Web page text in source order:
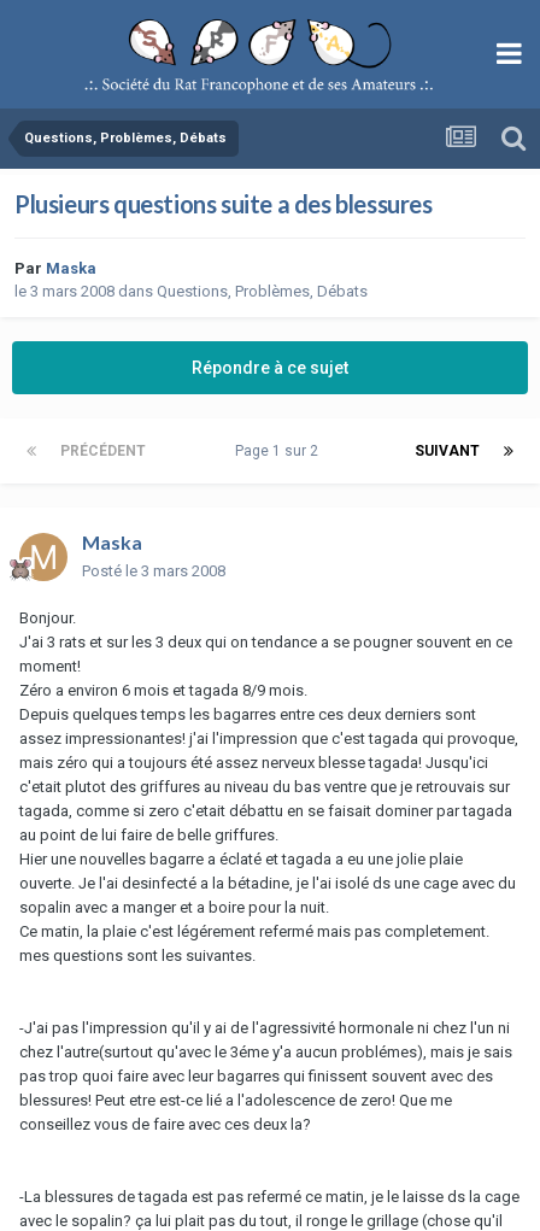
Questions, Problèmes, Débats
Plusieurs questions suite a des blessures
Par Maska
le 3 mars 2008 dans Questions, Problèmes, Débats
Répondre à ce sujet
PRÉCÉDENT SUIVANT
Page 1 sur 2
Maska
Posté le 3 mars 2008
Bonjour.
J'ai 3 rats et sur les 3 deux qui on tendance a se pougner souvent en ce
moment!
Zéro a environ 6 mois et tagada 8/9 mois.
Depuis quelques temps les bagarres entre ces deux derniers sont
assez impressionantes! j'ai l'impression que c'est tagada qui provoque,
mais zéro qui a toujours été assez nerveux blesse tagada! Jusqu'ici
c'etait plutot des griffures au niveau du bas ventre que je retrouvais sur
tagada, comme si zero c'etait débattu en se faisait dominer par tagada
au point de lui faire de belle griffures.
Hier une nouvelles bagarre a éclaté et tagada a eu une jolie plaie
ouverte. Je l'ai desinfecté a la bétadine, je l'ai isolé ds une cage avec du
sopalin avec a manger et a boire pour la nuit.
Ce matin, la plaie c'est légérement refermé mais pas completement.
mes questions sont les suivantes.
-J'ai pas l'impression qu'il y ai de l'agressivité hormonale ni chez l'un ni
chez l'autre(surtout qu'avec le 3éme y'a aucun problémes), mais je sais
pas trop quoi faire avec leur bagarres qui finissent souvent avec des
blessures! Peut etre est-ce lié a l'adolescence de zero! Que me
conseillez vous de faire avec ces deux la?
-La blessures de tagada est pas refermé ce matin, je le laisse ds la cage
avec le sopalin? ça lui plait pas du tout, il ronge le grillage (chose qu'il